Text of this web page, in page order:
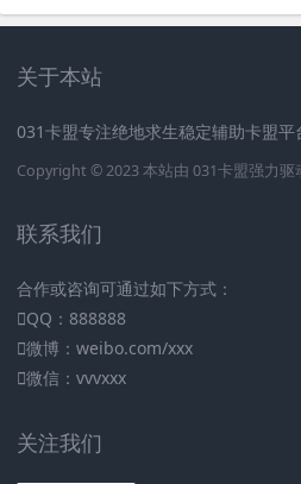
关于本站
031卡盟专注绝地求生稳定辅助卡盟平
Copyright © 2023 本站由 031卡盟强力驱
联系我们
合作或咨询可通过如下方式：
QQ：888888
微博：weibo.com/xxx
微信：vvvxxx
关注我们